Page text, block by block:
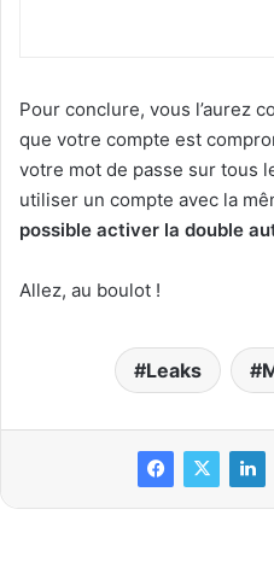
Pour conclure, vous l’aurez
que votre compte est
votre mot de passe sur tous
utiliser un compte avec la
possible activer la double
Allez, au boulot !
Leaks